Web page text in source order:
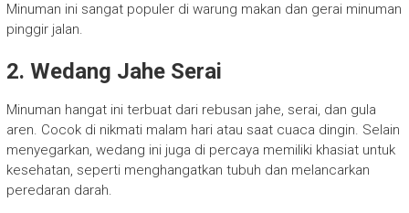
Minuman ini sangat populer di warung makan dan gerai minuman
pinggir jalan.
2. Wedang Jahe Serai
Minuman hangat ini terbuat dari rebusan jahe, serai, dan gula
aren. Cocok di nikmati malam hari atau saat cuaca dingin. Selain
menyegarkan, wedang ini juga di percaya memiliki khasiat untuk
kesehatan, seperti menghangatkan tubuh dan melancarkan
peredaran darah.